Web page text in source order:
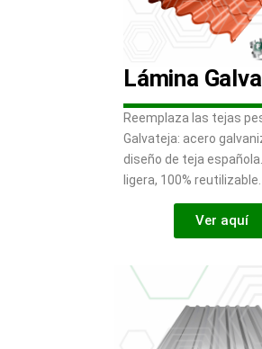
Lámina
Reemplaza las tejas
Galvateja: acero
diseño de teja
ligera, 100% reutilizable.
Ver aquí